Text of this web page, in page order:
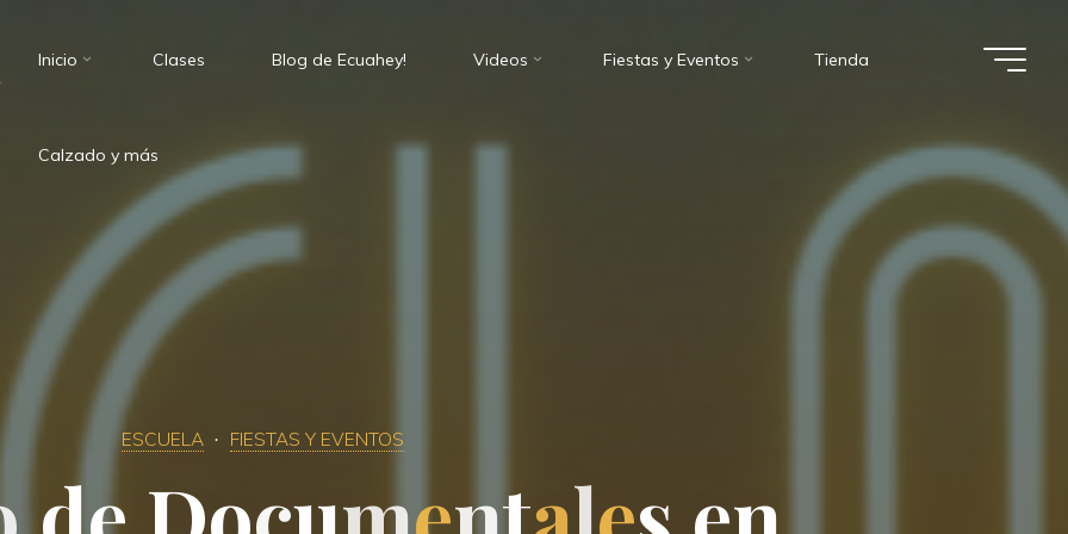
Inicio Clases Blog de Ecuahey! Videos Fiestas y Eventos Tienda
Calzado y más
ESCUELA FIESTAS Y EVENTOS